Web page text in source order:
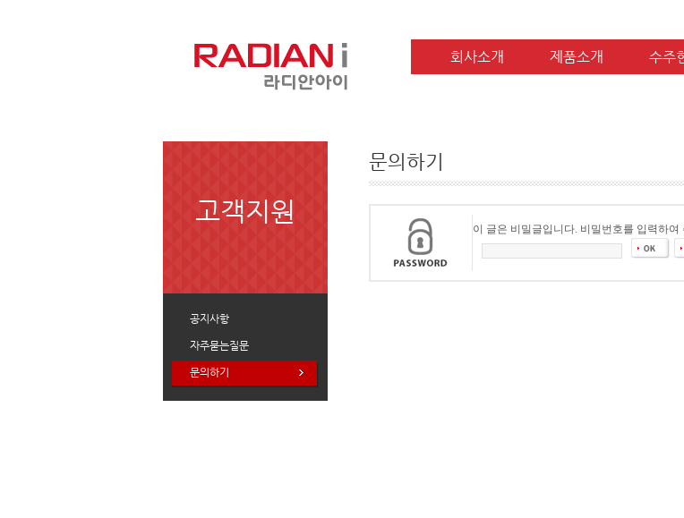
회사소개 제품소개 수주
고객지원
공지사항
자주묻는질문
문의하기
문의하기
이 글은 비밀글입니다. 비밀번호를 입력하여